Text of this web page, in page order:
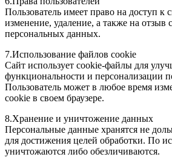
Пользователь имеет право на доступ
изменение, удаление, а также на отзыв
персональных данных.
7.Использование файлов cookie
Сайт использует cookie-файлы для
функциональности и персонализации
Пользователь может в любое время
cookie в своем браузере.
8.Хранение и уничтожение данных
Персональные данные хранятся не
для достижения целей обработки. По
уничтожаются либо обезличиваются.